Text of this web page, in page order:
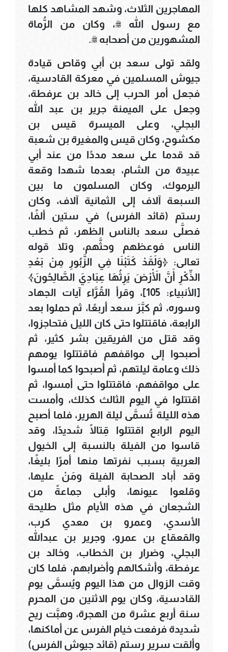
المهاجرين الثلاث، وشهد المشاهد كلها
مع رسول الله ﷺ، وكان من الرُّماة
المشهورين من أصحابه ﷺ.
ولقد تولى سعد بن أبي وقاص قيادة
جيوش المسلمين في معركة القادسية،
فجعل أمر الحرب إلى خالد بن عرفطة،
وجعل على الميمنة جرير بن عبد الله
البجلي، وعلى الميسرة قيس بن
مكشوح، وكان قيس والمغيرة بن شعبة
قد قدما على سعد مددًا من عند أبي
عبيدة من الشام، بعدما شهدا وقعة
اليرموك، وكان المسلمون ما بين
السبعة آلاف إلى الثمانية آلاف، وكان
رستم (قائد الفرس) في ستين ألفًا،
فصلَّى سعد بالناس الظهر، ثم خطب
الناس فوعظهم وحثَّهم، وتلا قوله
تعالى: ﴿وَلَقَدْ كَتَبْنَا فِي الزَّبُورِ مِنْ بَعْدِ
الذِّكْرِ أَنَّ الْأَرْضَ يَرِثُهَا عِبَادِيَ الصَّالِحُونَ﴾
[الأنبياء: 105]، وقرأ القُرَّاء آيات الجهاد
وسوره، ثم كبَّرَ سعد أربعًا، ثم حملوا بعد
الرابعة، فاقتتلوا حتى كان الليل فتحاجزوا،
وقد قتل من الفريقين بشر كثير، ثم
أصبحوا إلى مواقفهم فاقتتلوا يومهم
ذلك وعامة ليلتهم، ثم أصبحوا كما أمسوا
على مواقفهم، فاقتتلوا حتى أمسوا، ثم
اقتتلوا في اليوم الثالث كذلك، وأمست
هذه الليلة تُسمَّى ليلة الهرير، فلما أصبح
اليوم الرابع اقتتلوا قِتالًا شديدًا، وقد
قاسوا من الفيلة بالنسبة إلى الخيول
العربية بسبب نفرتها منها أمرًا بليغًا،
وقد أباد الصحابة الفيلة ومَنْ عليها،
وقلعوا عيونها، وأبلى جماعةً من
الشجعان في هذه الأيام مثل طليحة
الأسدي، وعمرو بن معدي كرب،
والقعقاع بن عمرو، وجرير بن عبدالله
البجلي، وضرار بن الخطاب، وخالد بن
عرفطة، وأشكالهم وأضرابهم، فلما كان
وقت الزوال من هذا اليوم ويُسمَّى يوم
القادسية، وكان يوم الاثنين من المحرم
سنة أربع عشرة من الهجرة، وهبَّت ريح
شديدة فرفعت خيام الفرس عن أماكنها،
وألقت سرير رستم (قائد جيوش الفرس)